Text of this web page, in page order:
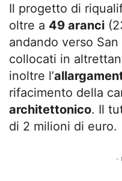
Il progetto di
oltre a 49 aranci
andando verso San
collocati in
inoltre l’
rifacimento della
architettonico. Il
di 2 milioni di euro.
-